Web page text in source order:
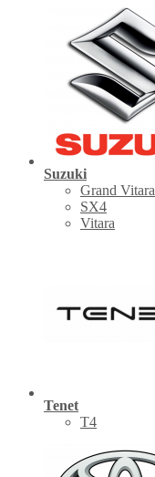
Suzuki
Grand Vitara
SX4
Vitara
Tenet
Т4